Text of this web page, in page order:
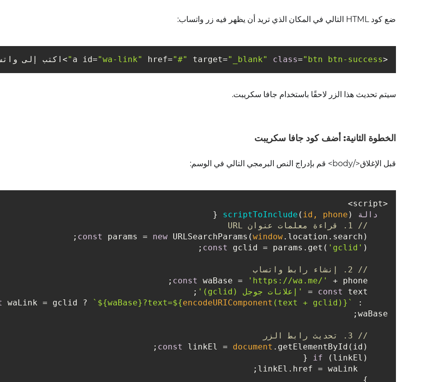
ضع كود HTML التالي في المكان الذي تريد أن يظهر فيه زر واتساب:
<a id=
"wa-link" href="#" target="_blank" class="btn btn-success" >اكتب إلى
سيتم تحديث هذا الزر لاحقًا باستخدام جافا سكريبت.
الخطوة الثانية: أضف كود جافا سكريبت
قبل الإغلاق</body> قم بإدراج النص البرمجي التالي في الوسم:
<script>
دالة
scriptToInclude ( id, phone )
{
// 1. قراءة معلمات عنوان URL
const params = new URLSearchParams(window.location.search);
const gclid = params.get( 'gclid' );
// 2. إنشاء رابط واتساب
const waBase = 'https://wa.me/'
+ phone;
const text = 'إعلانات جوجل (gclid)'
;
waLink = gclid ? ` ${waBase} ?text=${encodeURIComponent (text + gclid)} `
:
waBase;
// 3. تحديث رابط الزر
const linkEl = document .getElementById(id);
if (linkEl) {